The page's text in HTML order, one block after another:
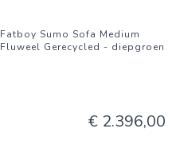
Fatboy Sumo Sofa Medium
Fluweel Gerecycled - diepgroen
€ 2.396,00